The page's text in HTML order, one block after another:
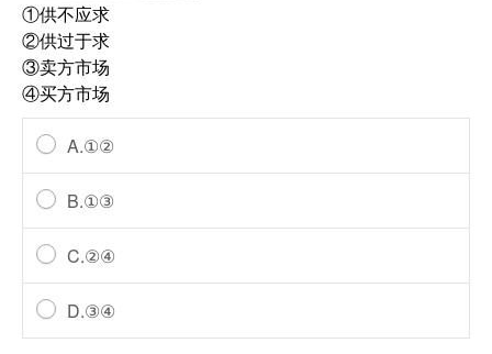
①供不应求
②供过于求
③卖方市场
④买方市场
A.①②
B.①③
C.②④
D.③④